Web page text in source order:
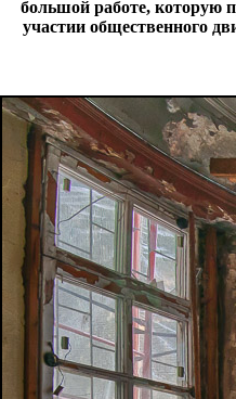
большой работе, которую
участии общественного